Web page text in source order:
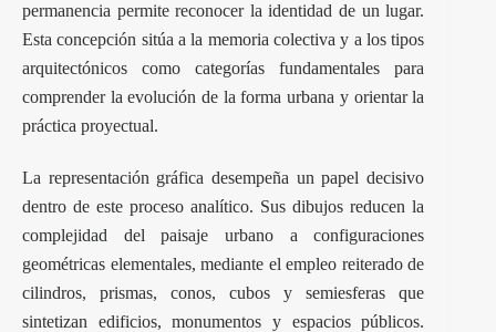
permanencia permite reconocer la identidad de un lugar.
Esta concepción sitúa a la memoria colectiva y a los tipos
arquitectónicos como categorías fundamentales para
comprender la evolución de la forma urbana y orientar la
práctica proyectual.
La representación gráfica desempeña un papel decisivo
dentro de este proceso analítico. Sus dibujos reducen la
complejidad del paisaje urbano a configuraciones
geométricas elementales, mediante el empleo reiterado de
cilindros, prismas, conos, cubos y semiesferas que
sintetizan edificios, monumentos y espacios públicos.